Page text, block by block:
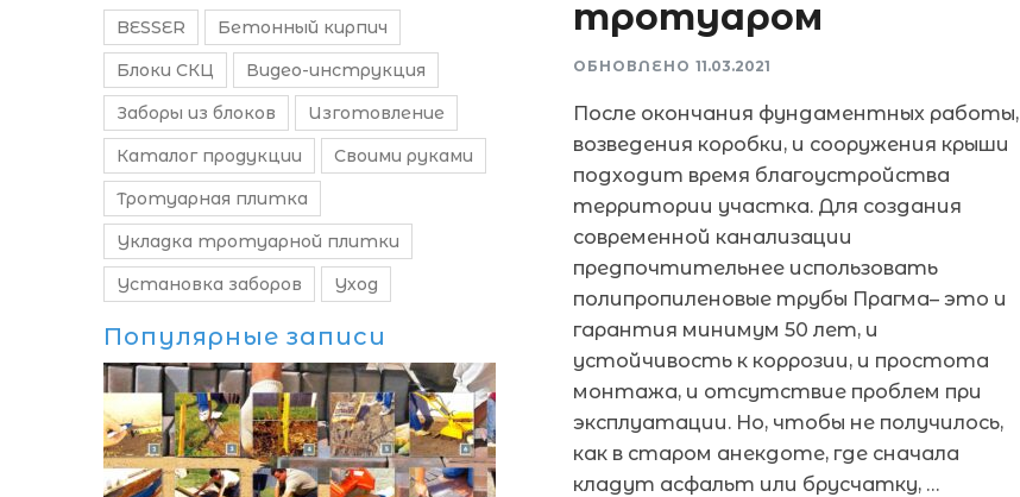
тротуаром
ОБНОВЛЕНО 11.03.2021
После окончания фундаментных работы,
возведения коробки, и сооружения крыши
подходит время благоустройства
территории участка. Для создания
современной канализации
предпочтительнее использовать
полипропиленовые трубы Прагма– это и
гарантия минимум 50 лет, и
устойчивость к коррозии, и простота
монтажа, и отсутствие проблем при
эксплуатации. Но, чтобы не получилось,
как в старом анекдоте, где сначала
кладут асфальт или брусчатку, …
BESSER
Бетонный кирпич
Блоки СКЦ
Видео-инструкция
Заборы из блоков
Изготовление
Каталог продукции
Своими руками
Тротуарная плитка
Укладка тротуарной плитки
Установка заборов
Уход
Популярные записи